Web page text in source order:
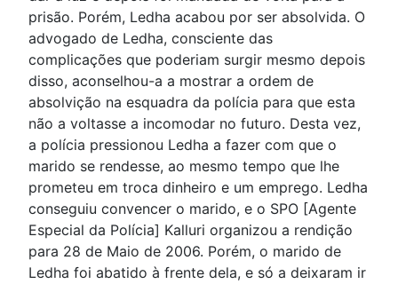
prisão. Porém, Ledha acabou por ser absolvida. O
advogado de Ledha, consciente das
complicações que poderiam surgir mesmo depois
disso, aconselhou-a a mostrar a ordem de
absolvição na esquadra da polícia para que esta
não a voltasse a incomodar no futuro. Desta vez,
a polícia pressionou Ledha a fazer com que o
marido se rendesse, ao mesmo tempo que lhe
prometeu em troca dinheiro e um emprego. Ledha
conseguiu convencer o marido, e o SPO [Agente
Especial da Polícia] Kalluri organizou a rendição
para 28 de Maio de 2006. Porém, o marido de
Ledha foi abatido à frente dela, e só a deixaram ir